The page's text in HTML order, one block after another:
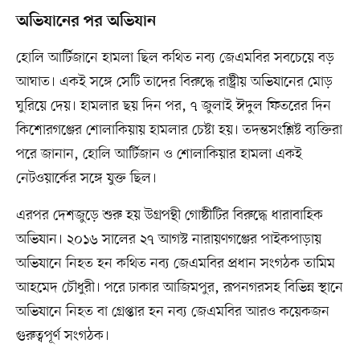
অভিযানের পর অভিযান
হোলি আর্টিজানে হামলা ছিল কথিত নব্য জেএমবির সবচেয়ে বড়
আঘাত। একই সঙ্গে সেটি তাদের বিরুদ্ধে রাষ্ট্রীয় অভিযানের মোড়
ঘুরিয়ে দেয়। হামলার ছয় দিন পর, ৭ জুলাই ঈদুল ফিতরের দিন
কিশোরগঞ্জের শোলাকিয়ায় হামলার চেষ্টা হয়। তদন্তসংশ্লিষ্ট ব্যক্তিরা
পরে জানান, হোলি আর্টিজান ও শোলাকিয়ার হামলা একই
নেটওয়ার্কের সঙ্গে যুক্ত ছিল।
এরপর দেশজুড়ে শুরু হয় উগ্রপন্থী গোষ্ঠীটির বিরুদ্ধে ধারাবাহিক
অভিযান। ২০১৬ সালের ২৭ আগস্ট নারায়ণগঞ্জের পাইকপাড়ায়
অভিযানে নিহত হন কথিত নব্য জেএমবির প্রধান সংগঠক তামিম
আহমেদ চৌধুরী। পরে ঢাকার আজিমপুর, রূপনগরসহ বিভিন্ন স্থানে
অভিযানে নিহত বা গ্রেপ্তার হন নব্য জেএমবির আরও কয়েকজন
গুরুত্বপূর্ণ সংগঠক।